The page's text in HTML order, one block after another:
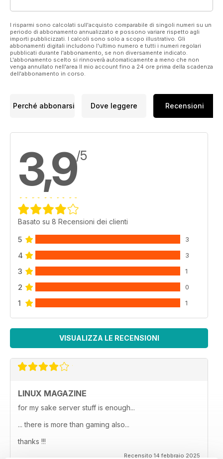
I risparmi sono calcolati sull'acquisto comparabile di singoli numeri su un
periodo di abbonamento annualizzato e possono variare rispetto agli
importi pubblicizzati. I calcoli sono solo a scopo illustrativo. Gli
abbonamenti digitali includono l'ultimo numero e tutti i numeri regolari
pubblicati durante l'abbonamento, se non diversamente indicato.
L'abbonamento scelto si rinnoverà automaticamente a meno che non
venga annullato nell'area Il mio account fino a 24 ore prima della scadenza
dell'abbonamento in corso.
Perché abbonarsi Dove leggere Recensioni
3,9/5
Basato su 8 Recensioni dei clienti
5 3
4 3
3 1
2 0
1 1
VISUALIZZA LE RECENSIONI
LINUX MAGAZINE
for my sake server stuff is enough...
... there is more than gaming also...
thanks !!!
Recensito 14 febbraio 2025